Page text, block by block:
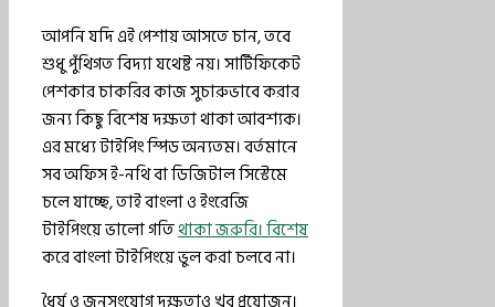
আপনি যদি এই পেশায় আসতে চান, তবে
শুধু পুঁথিগত বিদ্যা যথেষ্ট নয়। সার্টিফিকেট
পেশকার চাকরির কাজ সুচারুভাবে করার
জন্য কিছু বিশেষ দক্ষতা থাকা আবশ্যক।
এর মধ্যে টাইপিং স্পিড অন্যতম। বর্তমানে
সব অফিস ই-নথি বা ডিজিটাল সিস্টেমে
চলে যাচ্ছে, তাই বাংলা ও ইংরেজি
টাইপিংয়ে ভালো গতিথাকা জরুরি। বিশেষ
করে বাংলা টাইপিংয়ে ভুল করা চলবে না।